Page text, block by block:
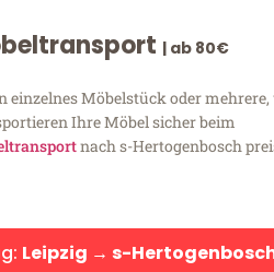
| ab 80€
einzelnes Möbelstück oder
Ihre Möbel sicher beim
nach s-Hertogenbosch
Leipzig → s-